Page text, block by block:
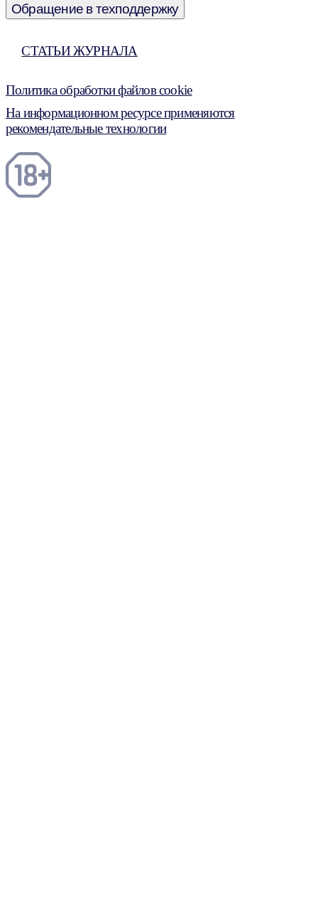
Обращение в техподдержку
СТАТЬИ ЖУРНАЛА
Политика обработки файлов cookie
На информационном ресурсе применяются
рекомендательные технологии